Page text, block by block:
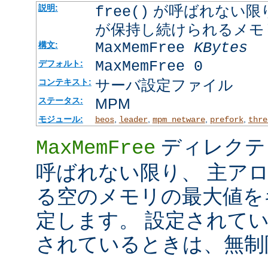
説明: free() が呼ばれない限
が保持し続けられるメ
構文: MaxMemFree KBytes
デフォルト: MaxMemFree 0
コンテキスト: サーバ設定ファイル
ステータス: MPM
モジュール: beos, leader, mpm_netware, prefork,
MaxMemFree ディレク
呼ばれない限り、 主ア
る空のメモリの最大値
定します。 設定されて
されているときは、無